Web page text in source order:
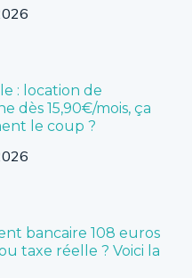
: location de
dès 15,90€/mois, ça
le coup ?
bancaire 108 euros
taxe réelle ? Voici la